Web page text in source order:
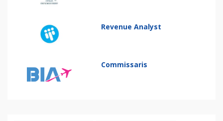
Revenue Analyst
Commissaris